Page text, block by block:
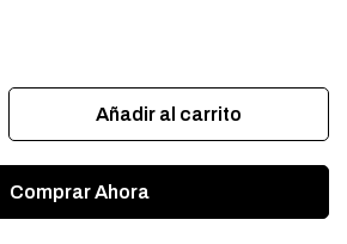
Añadir al carrito
Comprar Ahora